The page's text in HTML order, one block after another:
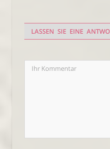
LASSEN SIE EINE